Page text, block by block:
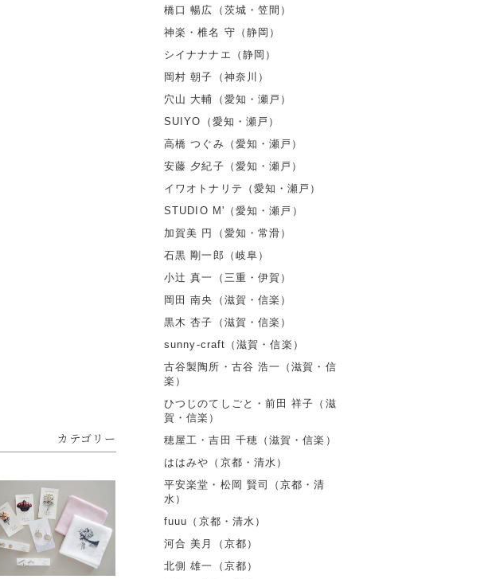
カテゴリー
橋口 暢広（茨城・笠間）
神楽・椎名 守（静岡）
シイナナナエ（静岡）
岡村 朝子（神奈川）
穴山 大輔（愛知・瀬戸）
SUIYO（愛知・瀬戸）
高橋 つぐみ（愛知・瀬戸）
安藤 夕紀子（愛知・瀬戸）
イワオトナリテ（愛知・瀬戸）
STUDIO M'（愛知・瀬戸）
加賀美 円（愛知・常滑）
石黒 剛一郎（岐阜）
小辻 真一（三重・伊賀）
岡田 南央（滋賀・信楽）
黒木 杏子（滋賀・信楽）
sunny-craft（滋賀・信楽）
古谷製陶所・古谷 浩一（滋賀・信
楽）
ひつじのてしごと・前田 祥子（滋
賀・信楽）
穂屋工・吉田 千穂（滋賀・信楽）
ははみや（京都・清水）
平安楽堂・松岡 賢司（京都・清
水）
fuuu（京都・清水）
河合 美月（京都）
北側 雄一（京都）